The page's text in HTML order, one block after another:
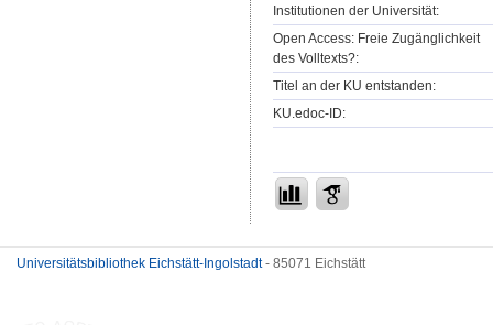
Institutionen der Universität:
Open Access: Freie Zugänglichkeit
des Volltexts?:
Titel an der KU entstanden:
KU.edoc-ID:
Universitätsbibliothek Eichstätt-Ingolstadt- 85071 Eichstätt